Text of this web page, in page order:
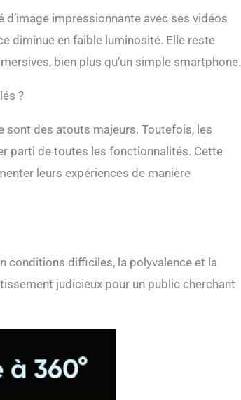
d’image impressionnante avec ses vidéos
diminue en faible luminosité. Elle reste
bien plus qu’un simple smartphone.
?
sont des atouts majeurs. Toutefois, les
parti de toutes les fonctionnalités. Cette
leurs expériences de manière
conditions difficiles, la polyvalence et la
judicieux pour un public cherchant